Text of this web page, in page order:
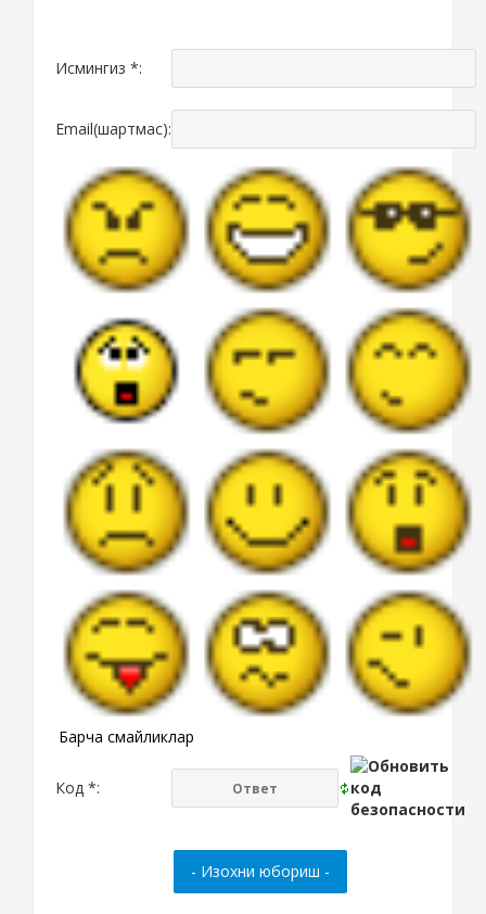
Исмингиз *:
Email(шартмас):
Барча смайликлар
Код *: